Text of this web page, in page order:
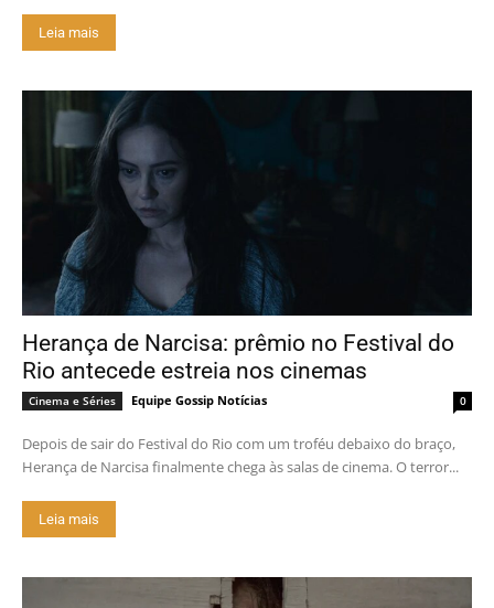
Leia mais
Herança de Narcisa: prêmio no Festival do
Rio antecede estreia nos cinemas
Cinema e Séries Equipe Gossip Notícias 0
Depois de sair do Festival do Rio com um troféu debaixo do braço,
Herança de Narcisa finalmente chega às salas de cinema. O terror...
Leia mais